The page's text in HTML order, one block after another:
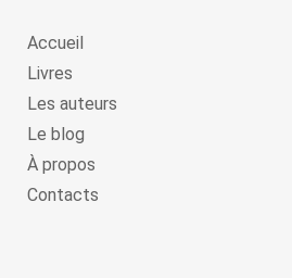
Accueil
Livres
Les auteurs
Le blog
À propos
Contacts